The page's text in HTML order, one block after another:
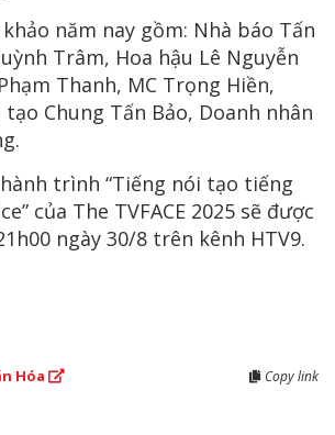
năm nay gồm: Nhà báo Tấn
Trâm, Hoa hậu Lê Nguyễn
Thanh, MC Trọng Hiền,
Chung Tấn Bảo, Doanh nhân
trình “Tiếng nói tạo tiếng
của The TVFACE 2025 sẽ được
ngày 30/8 trên kênh HTV9.
Hóa Copy link